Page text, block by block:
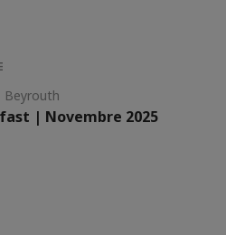
Beyrouth
| Novembre 2025